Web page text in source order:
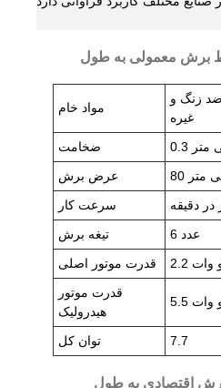
معمولی به طول
مواد خام
زنگ و
غیره
ضخامت
عرض برش
سرعت کار
تیغه برش
6 عدد
قدرت موتور اصلی
وات
قدرت موتور
هیدرولیک
وات
توان کل 7.7
اقتصادی به طول